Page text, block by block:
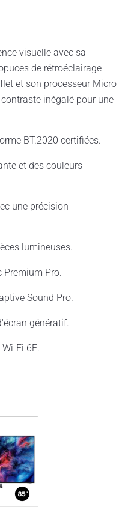
visuelle avec sa
de rétroéclairage
et son processeur Micro
inégalé pour une
BT.2020 certifiées.
et des couleurs
une précision
lumineuses.
Premium Pro.
Sound Pro.
génératif.
Fi 6E.